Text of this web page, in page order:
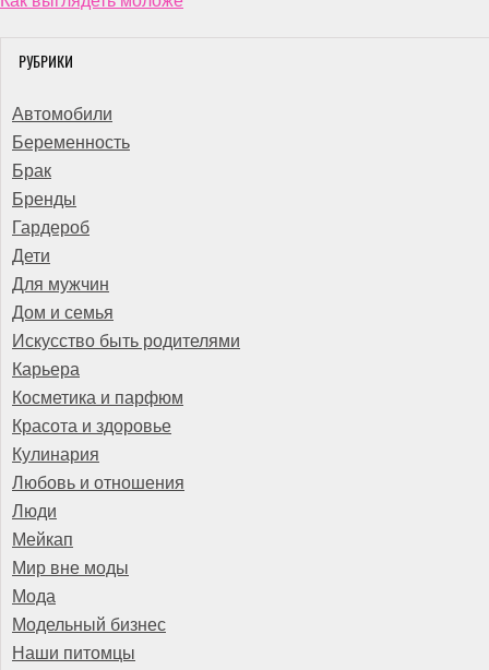
РУБРИКИ
Автомобили
Беременность
Брак
Бренды
Гардероб
Дети
Для мужчин
Дом и семья
Искусство быть родителями
Карьера
Косметика и парфюм
Красота и здоровье
Кулинария
Любовь и отношения
Люди
Мейкап
Мир вне моды
Мода
Модельный бизнес
Наши питомцы